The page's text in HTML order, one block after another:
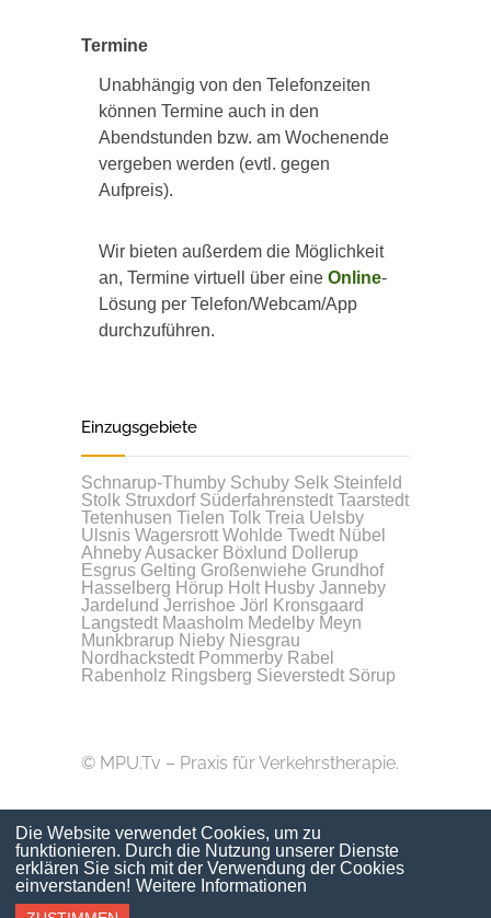
Die Website verwendet Cookies, um zu
funktionieren. Durch die Nutzung unserer Dienste
erklären Sie sich mit der Verwendung der Cookies
einverstanden! Weitere Informationen
Termine
Unabhängig von den Telefonzeiten
können Termine auch in den
Abendstunden bzw. am Wochenende
vergeben werden (evtl. gegen
Aufpreis).
Wir bieten außerdem die Möglichkeit
an, Termine virtuell über eine Online-
Lösung per Telefon/Webcam/App
durchzuführen.
Einzugsgebiete
Schnarup-Thumby Schuby Selk Steinfeld
Stolk Struxdorf Süderfahrenstedt Taarstedt
Tetenhusen Tielen Tolk Treia Uelsby
Ulsnis Wagersrott Wohlde Twedt Nübel
AhnebyAusacker Böxlund Dollerup
Esgrus Gelting Großenwiehe Grundhof
Hasselberg Hörup Holt Husby Janneby
Jardelund Jerrishoe Jörl
Kronsgaard
Langstedt Maasholm Medelby Meyn
Munkbrarup Nieby Niesgrau
Nordhackstedt Pommerby Rabel
Rabenholz Ringsberg Sieverstedt Sörup
© MPU.Tv – Praxis für Verkehrstherapie.